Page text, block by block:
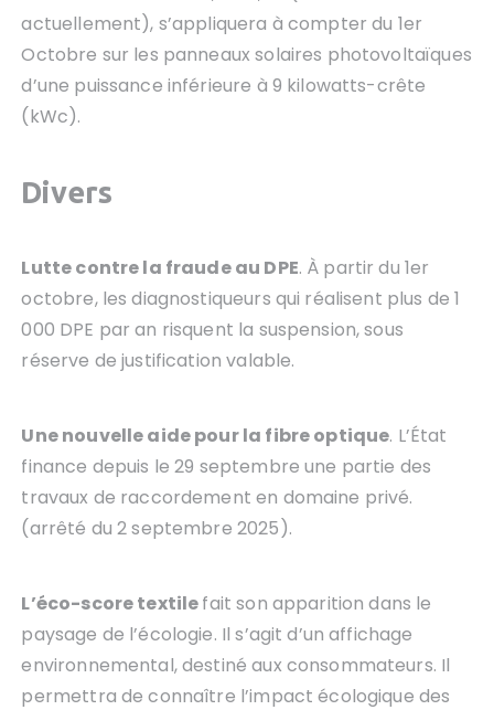
actuellement), s’appliquera à compter du 1er
Octobre sur les panneaux solaires photovoltaïques
d’une puissance inférieure à 9 kilowatts-crête
(kWc).
Divers
Lutte contre la fraude au DPE. À partir du 1er
octobre, les diagnostiqueurs qui réalisent plus de 1
000 DPE par an risquent la suspension, sous
réserve de justification valable.
Une nouvelle aide pour la fibre optique. L’État
finance depuis le 29 septembre une partie des
travaux de raccordement en domaine privé.
(arrêté du 2 septembre 2025).
L’éco-score textilefait son apparition dans le
paysage de l’écologie. Il s’agit d’un affichage
environnemental, destiné aux consommateurs. Il
permettra de connaître l’impact écologique des